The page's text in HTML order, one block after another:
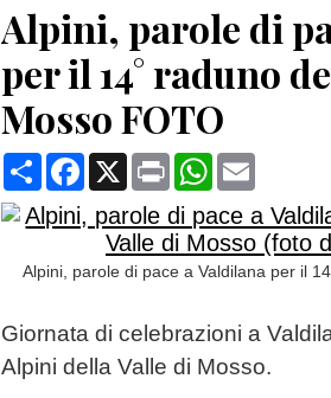
Alpini, parole di
per il 14° raduno
Mosso FOTO
CondividiFacebook
X Print WhatsApp
Alpini, parole di pace a Valdilana per il
Giornata di celebrazioni a
Alpini della Valle di Mosso.